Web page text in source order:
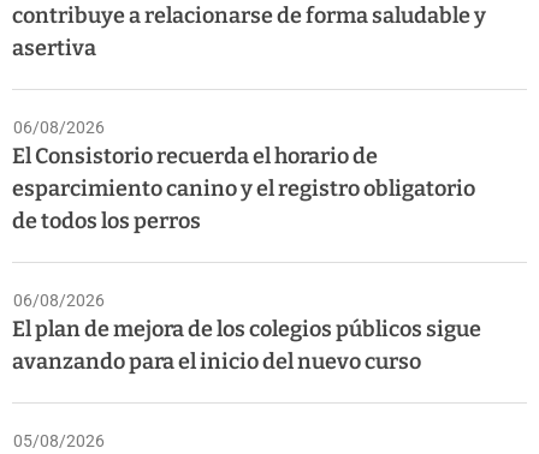
contribuye a relacionarse de forma saludable y
asertiva
06/08/2026
El Consistorio recuerda el horario de
esparcimiento canino y el registro obligatorio
de todos los perros
06/08/2026
El plan de mejora de los colegios públicos sigue
avanzando para el inicio del nuevo curso
05/08/2026